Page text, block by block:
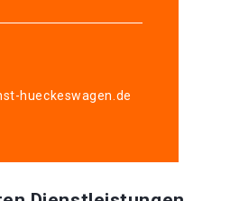
hueckeswagen.de